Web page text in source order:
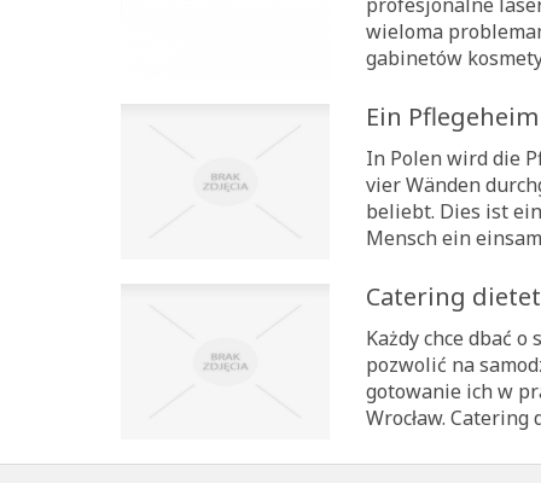
wieloma
gabinetów
Ein
In Polen wird die
vier Wänden
beliebt. Dies ist
Mensch ein
Catering
Każdy chce dbać
pozwolić na
gotowanie ich w
Wrocław. Catering